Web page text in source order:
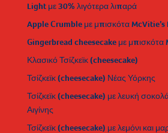
Light με 30% λιγότερα λιπαρά
Apple Crumble με μπισκότα
Gingerbread cheesecake με μπισκότα
Κλασικό Τσίζκεϊκ (cheesecake)
Τσίζκεϊκ (cheesecake) Νέας Υόρκης
Τσίζκεϊκ (cheesecake) με λευκή
Αιγίνης
Τσίζκεϊκ (cheesecake) με λεμόνι και